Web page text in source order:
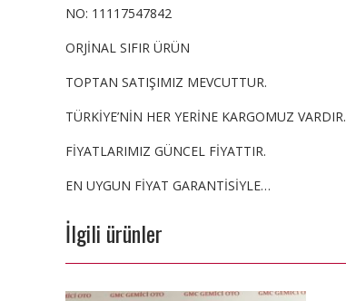
NO: 11117547842
ORJİNAL SIFIR ÜRÜN
TOPTAN SATIŞIMIZ MEVCUTTUR.
TÜRKİYE’NİN HER YERİNE KARGOMUZ VARDIR.
FİYATLARIMIZ GÜNCEL FİYATTIR.
EN UYGUN FİYAT GARANTİSİYLE…
İlgili ürünler